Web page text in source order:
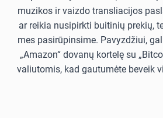
muzikos ir vaizdo transliacijos
ar reikia nusipirkti buitinių prekių,
mes pasirūpinsime. Pavyzdžiui,
„Amazon“ dovanų kortelę su
valiutomis, kad gautumėte beveik